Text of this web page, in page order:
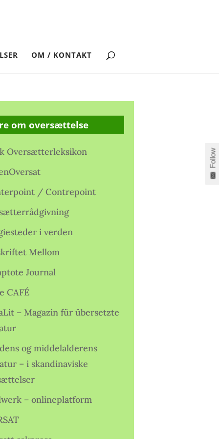
OM / KONTAKT
om oversættelse
Oversætterleksikon
/ Contrepoint
i verden
Mellom
Journal
CAFÉ
– Magazin für übersetzte
og middelalderens
– i skandinaviske
– onlineplatform
Follow